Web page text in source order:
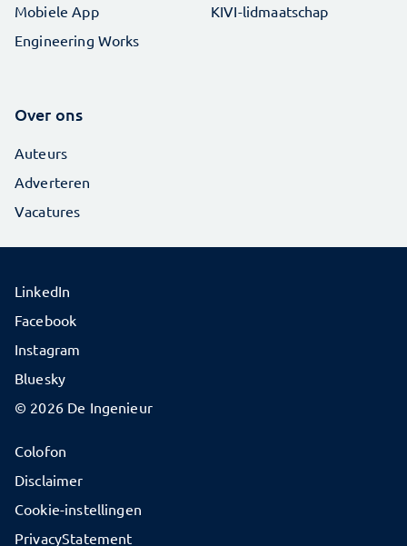
Mobiele App
Engineering Works
KIVI-lidmaatschap
Over ons
Auteurs
Adverteren
Vacatures
© 2026 De Ingenieur
Colofon
Disclaimer
Cookie-instellingen
PrivacyStatement
LinkedIn
Facebook
Instagram
Bluesky